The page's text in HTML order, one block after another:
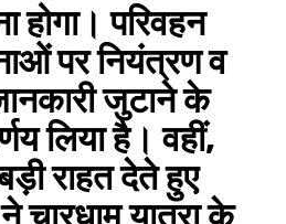
होगा। परिवहन
पर नियंत्रण व
जुटाने के
लिया है। वहीं,
राहत देते हुए